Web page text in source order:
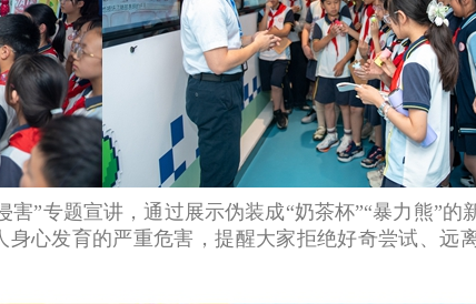
专题宣讲，通过展示伪装成“奶茶杯”“暴力熊”的
心发育的严重危害，提醒大家拒绝好奇尝试、远